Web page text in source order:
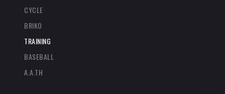
CYCLE
BRIKO
TRAINING
BASEBALL
A.A.TH